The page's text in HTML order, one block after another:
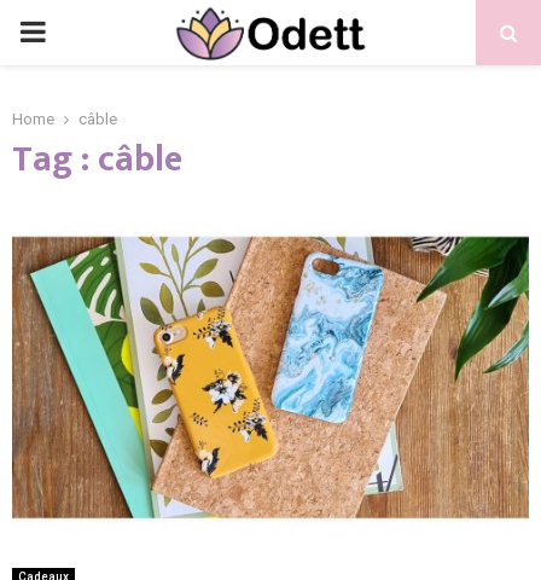
PRIMARY
Home câble
Tag : câble